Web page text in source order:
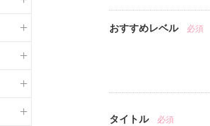
おすすめレベル 必須
タイトル 必須